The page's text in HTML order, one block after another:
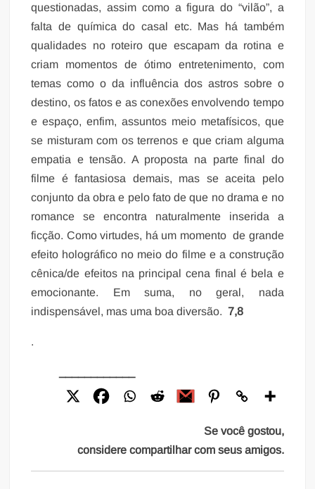
questionadas, assim como a figura do “vilão”, a
falta de química do casal etc. Mas há também
qualidades no roteiro que escapam da rotina e
criam momentos de ótimo entretenimento, com
temas como o da influência dos astros sobre o
destino, os fatos e as conexões envolvendo tempo
e espaço, enfim, assuntos meio metafísicos, que
se misturam com os terrenos e que criam alguma
empatia e tensão. A proposta na parte final do
filme é fantasiosa demais, mas se aceita pelo
conjunto da obra e pelo fato de que no drama e no
romance se encontra naturalmente inserida a
ficção. Como virtudes, há um momento de grande
efeito holográfico no meio do filme e a construção
cênica/de efeitos na principal cena final é bela e
emocionante. Em suma, no geral, nada
indispensável, mas uma boa diversão. 7,8
.
Se você gostou,
considere compartilhar com seus amigos.